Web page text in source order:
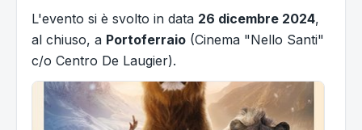
L'evento si è svolto in data 26 dicembre 2024,
al chiuso, a Portoferraio (Cinema "Nello Santi"
c/o Centro De Laugier).